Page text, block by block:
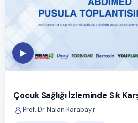
▶
Çocuk Sağlığı İzleminde Sık
Prof. Dr. Nalan Karabayır